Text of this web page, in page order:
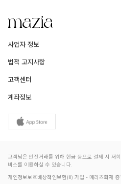
사업자 정보
법적 고지사항
고객센터
계좌정보
고객님은 안전거래를 위해 현금 등으로 결제 시 저
비스를 이용하실 수 있습니다.
개인정보보호배상책임보험(Ⅱ) 가입 - 메리츠화재